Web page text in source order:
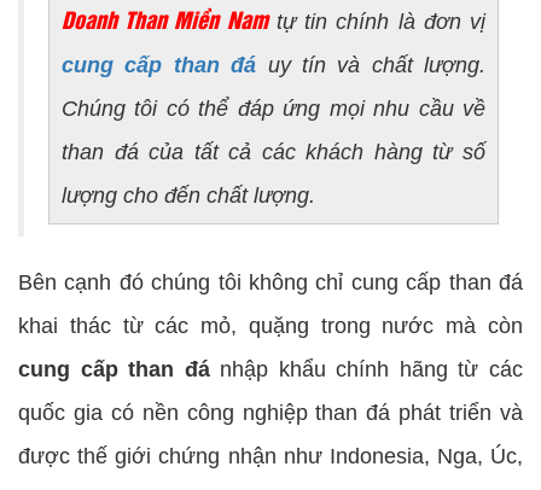
Doanh Than Miền Namtự tin chính là đơn vị
cung cấp than đá uy tín và chất lượng.
Chúng tôi có thể đáp ứng mọi nhu cầu về
than đá của tất cả các khách hàng từ số
lượng cho đến chất lượng.
Bên cạnh đó chúng tôi không chỉ cung cấp than đá
khai thác từ các mỏ, quặng trong nước mà còn
cung cấp than đánhập khẩu chính hãng từ các
quốc gia có nền công nghiệp than đá phát triển và
được thế giới chứng nhận như Indonesia, Nga, Úc,